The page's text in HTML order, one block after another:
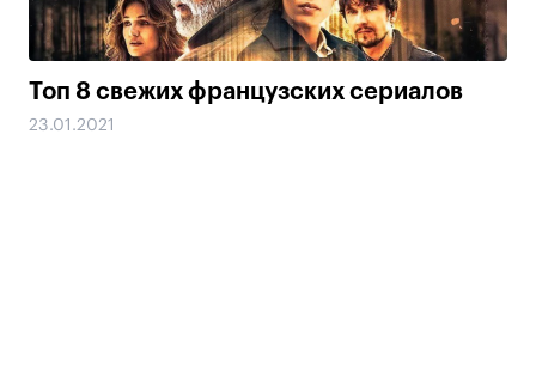
Топ 8 свежих французских сериалов
23.01.2021